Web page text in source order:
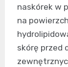
naskórek w
na
skórę przed